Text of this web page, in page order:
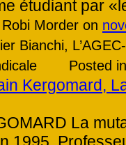
étudiant par
Morder on
Bianchi,
Posted in
Kergomard,
La